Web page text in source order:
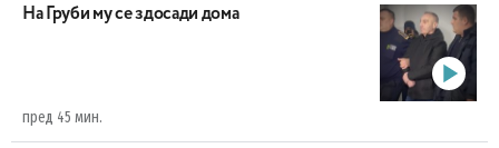
На Груби му се здосади дома
пред 45 мин.